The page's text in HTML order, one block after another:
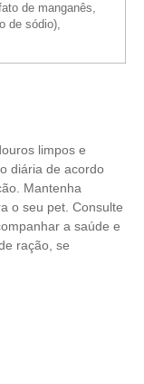
de manganês,
de sódio),
limpos e
diária de acordo
Mantenha
o seu pet. Consulte
a saúde e
ração, se